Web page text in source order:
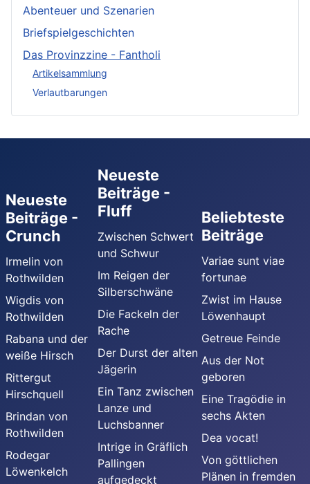
Abenteuer und Szenarien
Briefspielgeschichten
Das Provinzzine - Fantholi
Artikelsammlung
Verlautbarungen
Neueste
Beiträge -
Crunch
Irmelin von
Rothwilden
Wigdis von
Rothwilden
Rabana und der
weiße Hirsch
Rittergut
Hirschquell
Brindan von
Rothwilden
Rodegar
Löwenkelch
Neueste
Beiträge -
Fluff
Zwischen Schwert
und Schwur
Im Reigen der
Silberschwäne
Die Fackeln der
Rache
Der Durst der alten
Jägerin
Ein Tanz zwischen
Lanze und
Luchsbanner
Intrige in Gräflich
Pallingen
aufgedeckt
Beliebteste
Beiträge
Variae sunt viae
fortunae
Zwist im Hause
Löwenhaupt
Getreue Feinde
Aus der Not
geboren
Eine Tragödie in
sechs Akten
Dea vocat!
Von göttlichen
Plänen in fremden